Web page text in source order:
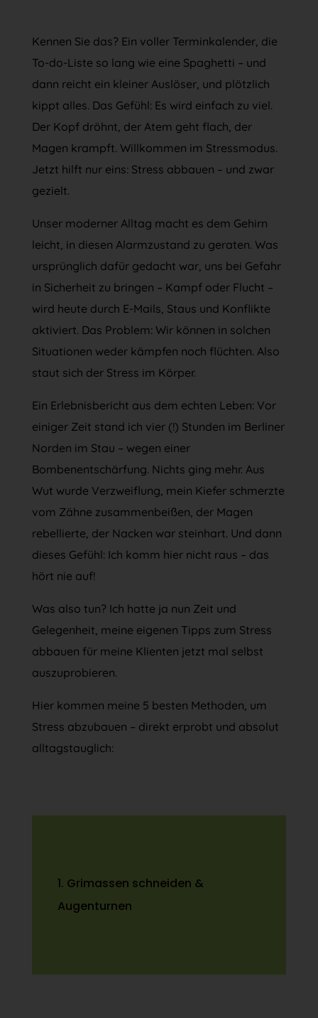
Kennen Sie das? Ein voller Terminkalender, die
To-do-Liste so lang wie eine Spaghetti – und
dann reicht ein kleiner Auslöser, und plötzlich
kippt alles. Das Gefühl: Es wird einfach zu viel.
Der Kopf dröhnt, der Atem geht flach, der
Magen krampft. Willkommen im Stressmodus.
Jetzt hilft nur eins: Stress abbauen – und zwar
gezielt.
Unser moderner Alltag macht es dem Gehirn
leicht, in diesen Alarmzustand zu geraten. Was
ursprünglich dafür gedacht war, uns bei Gefahr
in Sicherheit zu bringen – Kampf oder Flucht –
wird heute durch E-Mails, Staus und Konflikte
aktiviert. Das Problem: Wir können in solchen
Situationen weder kämpfen noch flüchten. Also
staut sich der Stress im Körper.
Ein Erlebnisbericht aus dem echten Leben: Vor
einiger Zeit stand ich vier (!) Stunden im Berliner
Norden im Stau – wegen einer
Bombenentschärfung. Nichts ging mehr. Aus
Wut wurde Verzweiflung, mein Kiefer schmerzte
vom Zähne zusammenbeißen, der Magen
rebellierte, der Nacken war steinhart. Und dann
dieses Gefühl: Ich komm hier nicht raus – das
hört nie auf!
Was also tun? Ich hatte ja nun Zeit und
Gelegenheit, meine eigenen Tipps zum Stress
abbauen für meine Klienten jetzt mal selbst
auszuprobieren.
Hier kommen meine 5 besten Methoden, um
Stress abzubauen – direkt erprobt und absolut
alltagstauglich:
1. Grimassen schneiden &
Augenturnen